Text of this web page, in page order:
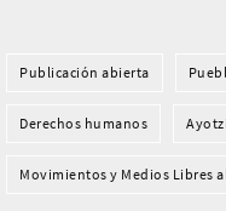
Publicación abierta
Derechos humanos
Movimientos y Medios Libres